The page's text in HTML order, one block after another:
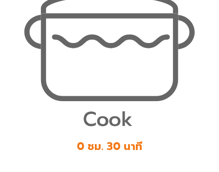
0 ชม. 30 นาที